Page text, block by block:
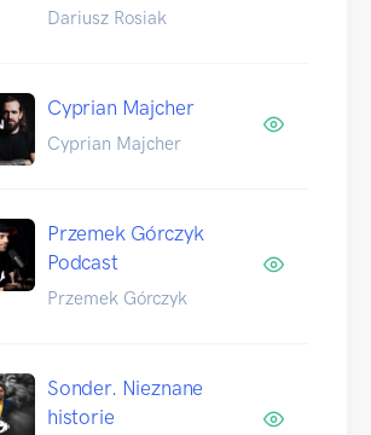
Dariusz Rosiak
Cyprian Majcher
Cyprian Majcher
Przemek Górczyk
Podcast
Przemek Górczyk
Sonder. Nieznane
historie